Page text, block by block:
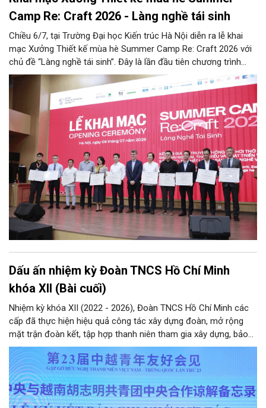
Camp Re: Craft 2026 - Làng nghề tái sinh
Chiều 6/7, tại Trường Đại học Kiến trúc Hà Nội diễn ra lễ khai
mạc Xưởng Thiết kế mùa hè Summer Camp Re: Craft 2026 với
chủ đề “Làng nghề tái sinh”. Đây là lần đầu tiên chương trình
được tổ chức tại khu vực phía Bắc, tiếp nối thành công của bốn
mùa tổ chức trước đó (2022 - 2025) tại khu vực phía Nam.
Dấu ấn nhiệm kỳ Đoàn TNCS Hồ Chí Minh
khóa XII (Bài cuối)
Nhiệm kỳ khóa XII (2022 - 2026), Đoàn TNCS Hồ Chí Minh các
cấp đã thực hiện hiệu quả công tác xây dựng đoàn, mở rộng
mặt trận đoàn kết, tập hợp thanh niên tham gia xây dựng, bảo
vệ Đảng và hệ thống chính trị; công tác quốc tế thanh niên;
tham mưu, phối hợp… Qua đó hoàn thành các mục tiêu nghị
quyết Đại hội Đoàn khóa XII đặt ra, hướng tới nhiệm kỳ khóa XIII
với hành động cách mạng thống nhất: “Tuổi trẻ Việt Nam tiên
phong trong kỷ nguyên mới”.